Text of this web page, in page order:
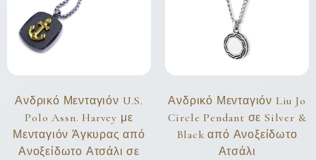
Ανδρικό Μενταγιόν U.S.
Polo Assn. Harvey με
Μενταγιόν Άγκυρας από
Ανοξείδωτο Ατσάλι σε
Ανδρικό Μενταγιόν Liu Jo
Circle Pendant σε Silver &
Black από Ανοξείδωτο
Ατσάλι